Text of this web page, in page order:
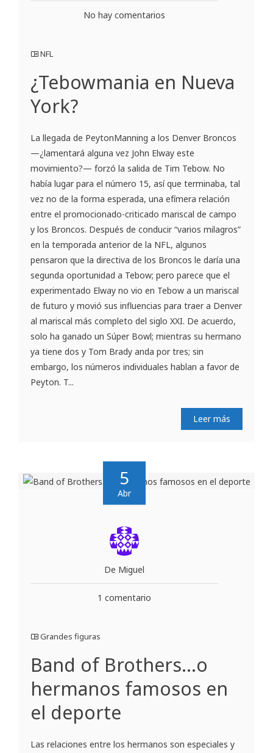
No hay comentarios
NFL
¿Tebowmania en Nueva
York?
La llegada de PeytonManning a los Denver Broncos
—¿lamentará alguna vez John Elway este
movimiento?— forzó la salida de Tim Tebow. No
había lugar para el número 15, así que terminaba, tal
vez no de la forma esperada, una efímera relación
entre el promocionado-criticado mariscal de campo
y los Broncos. Después de conducir “varios milagros”
en la temporada anterior de la NFL, algunos
pensaron que la directiva de los Broncos le daría una
segunda oportunidad a Tebow; pero parece que el
experimentado Elway no vio en Tebow a un mariscal
de futuro y movió sus influencias para traer a Denver
al mariscal más completo del siglo XXI. De acuerdo,
solo ha ganado un Súper Bowl; mientras su hermano
ya tiene dos y Tom Brady anda por tres; sin
embargo, los números individuales hablan a favor de
Peyton. T...
Leer más
5
Abr
De Miguel
1 comentario
Grandes figuras
Band of Brothers…o
hermanos famosos en
el deporte
Las relaciones entre los hermanos son especiales y